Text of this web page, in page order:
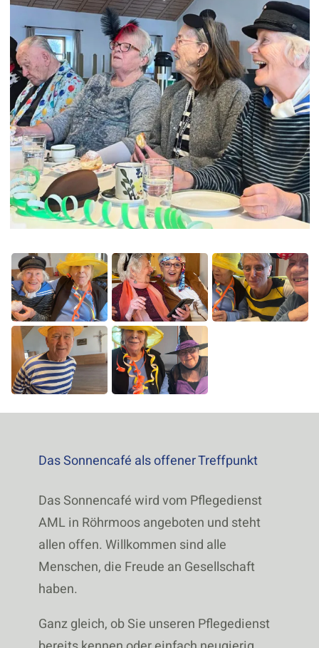
Das Sonnencafé als offener Treffpunkt
Das Sonnencafé wird vom Pflegedienst
AML in Röhrmoos angeboten und steht
allen offen. Willkommen sind alle
Menschen, die Freude an Gesellschaft
haben.
Ganz gleich, ob Sie unseren Pflegedienst